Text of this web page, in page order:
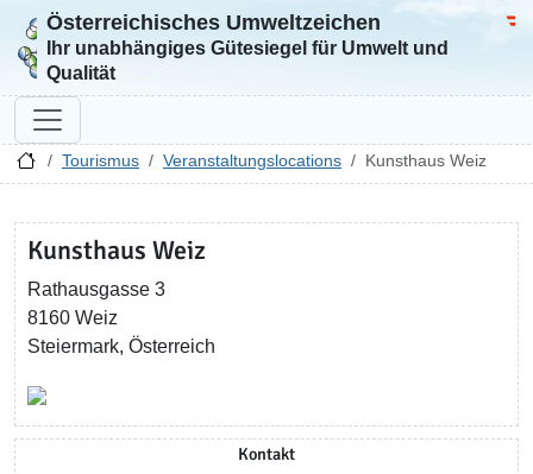
Zur Startseite
Österreichisches Umweltzeichen
Ihr unabhängiges Gütesiegel für Umwelt und
Qualität
Tourismus Veranstaltungslocations Kunsthaus Weiz
Kunsthaus Weiz
Rathausgasse 3
8160 Weiz
Steiermark, Österreich
Kontakt